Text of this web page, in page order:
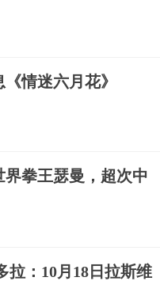
情迷六月花》
拳王瑟曼，超次中
拉：10月18日拉斯维